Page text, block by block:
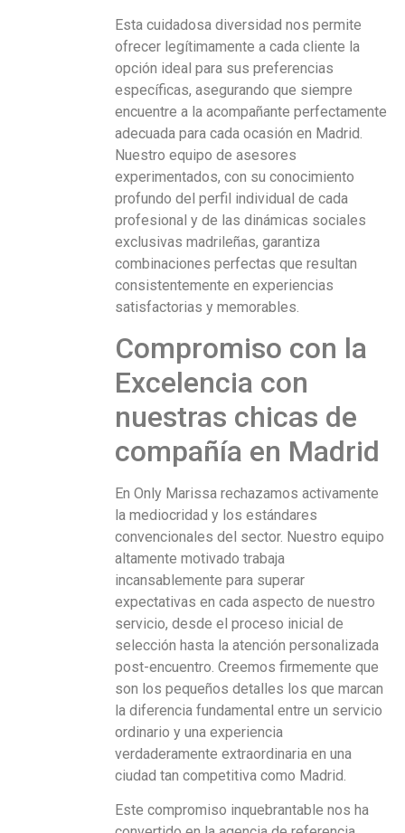
Esta cuidadosa diversidad nos permite
ofrecer legítimamente a cada cliente la
opción ideal para sus preferencias
específicas, asegurando que siempre
encuentre a la acompañante perfectamente
adecuada para cada ocasión en Madrid.
Nuestro equipo de asesores
experimentados, con su conocimiento
profundo del perfil individual de cada
profesional y de las dinámicas sociales
exclusivas madrileñas, garantiza
combinaciones perfectas que resultan
consistentemente en experiencias
satisfactorias y memorables.
Compromiso con la
Excelencia con
nuestras chicas de
compañía en Madrid
En Only Marissa rechazamos activamente
la mediocridad y los estándares
convencionales del sector. Nuestro equipo
altamente motivado trabaja
incansablemente para superar
expectativas en cada aspecto de nuestro
servicio, desde el proceso inicial de
selección hasta la atención personalizada
post-encuentro. Creemos firmemente que
son los pequeños detalles los que marcan
la diferencia fundamental entre un servicio
ordinario y una experiencia
verdaderamente extraordinaria en una
ciudad tan competitiva como Madrid.
Este compromiso inquebrantable nos ha